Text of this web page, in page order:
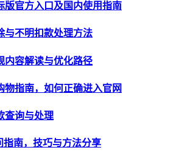
官方入口及国内使用指南
与不明扣款处理方法
内容解读与优化路径
物指南，如何正确进入官网
查询与处理
指南，技巧与方法分享